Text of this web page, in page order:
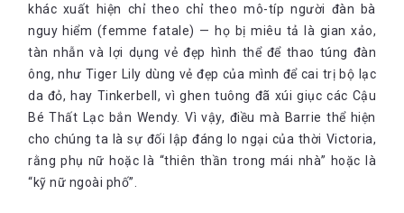
khác xuất hiện chỉ theo chỉ theo mô-típ người đàn bà
nguy hiểm (femme fatale) — họ bị miêu tả là gian xảo,
tàn nhẫn và lợi dụng vẻ đẹp hình thể để thao túng đàn
ông, như Tiger Lily dùng vẻ đẹp của mình để cai trị bộ lạc
da đỏ, hay Tinkerbell, vì ghen tuông đã xúi giục các Cậu
Bé Thất Lạc bắn Wendy. Vì vậy, điều mà Barrie thể hiện
cho chúng ta là sự đối lập đáng lo ngại của thời Victoria,
rằng phụ nữ hoặc là “thiên thần trong mái nhà” hoặc là
“kỹ nữ ngoài phố”.